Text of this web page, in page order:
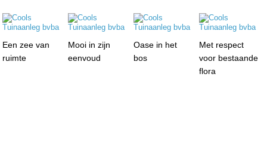
Een zee van
ruimte
Mooi in zijn
eenvoud
Oase in het
bos
Met respect
voor bestaande
flora